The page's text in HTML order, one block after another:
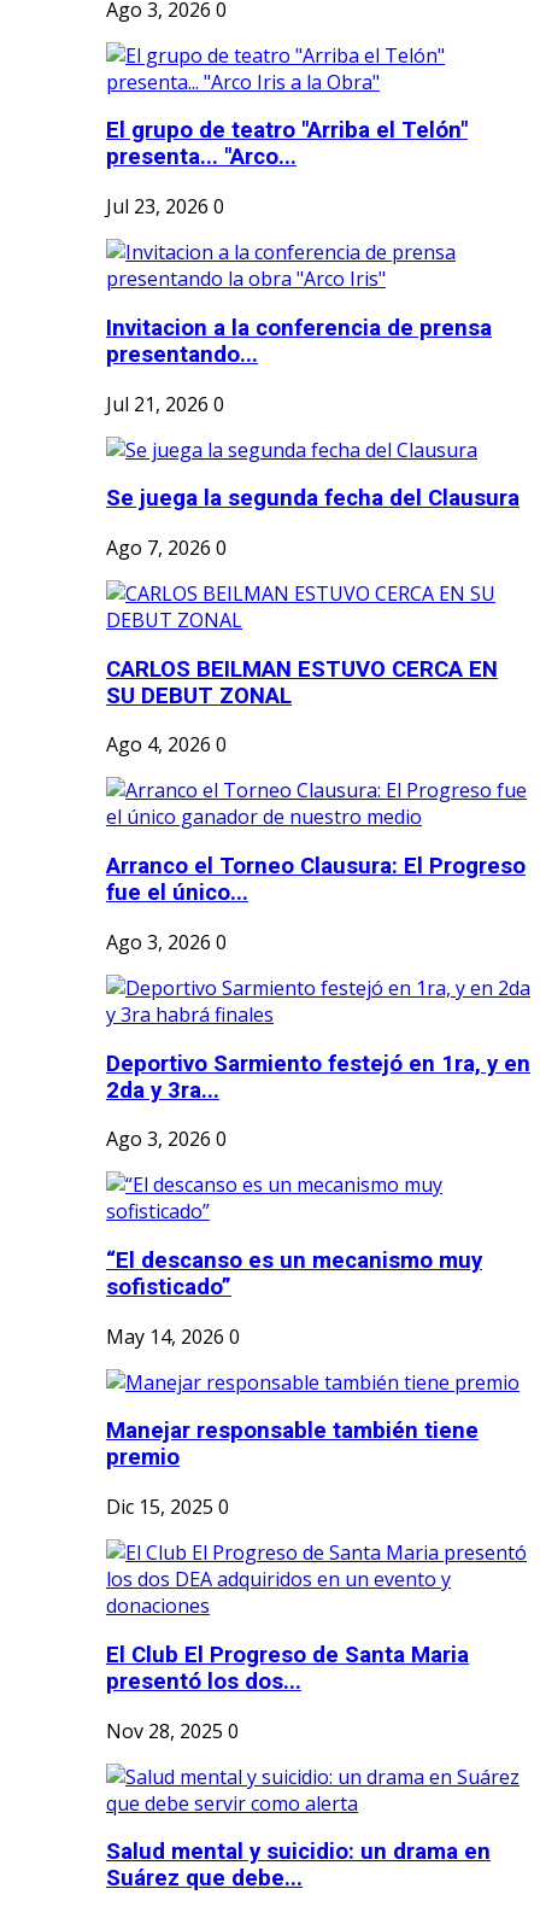
Ago 3, 2026 0
El grupo de teatro "Arriba el Telón"
presenta... "Arco...
Jul 23, 2026 0
Invitacion a la conferencia de prensa
presentando...
Jul 21, 2026 0
Se juega la segunda fecha del Clausura
Ago 7, 2026 0
CARLOS BEILMAN ESTUVO CERCA EN
SU DEBUT ZONAL
Ago 4, 2026 0
Arranco el Torneo Clausura: El Progreso
fue el único...
Ago 3, 2026 0
Deportivo Sarmiento festejó en 1ra, y en
2da y 3ra...
Ago 3, 2026 0
“El descanso es un mecanismo muy
sofisticado”
May 14, 2026 0
Manejar responsable también tiene
premio
Dic 15, 2025 0
El Club El Progreso de Santa Maria
presentó los dos...
Nov 28, 2025 0
Salud mental y suicidio: un drama en
Suárez que debe...